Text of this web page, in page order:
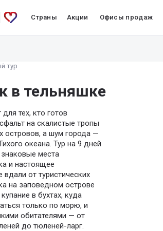
Страны Акции Офисы продаж
тур
в тельняшке
тех, кто готов
на скалистые тропы
островов, а шум города —
океана. Тур на 9 дней
места
и настоящее
вдали от туристических
на заповедном острове
в бухтах, куда
только по морю, и
обитателями — от
до тюленей-ларг.